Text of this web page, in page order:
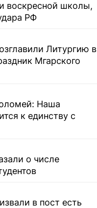
воскресной школы,
РФ
Литургию в
Мгарского
Наша
к единству с
о числе
в пост есть